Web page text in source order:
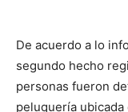
De acuerdo a lo
segundo hecho
personas fueron
peluquería